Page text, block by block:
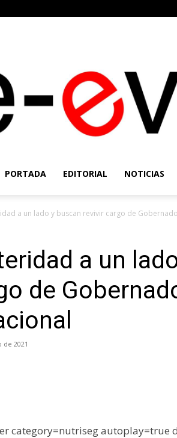
PORTADA EDITORIAL NOTICIAS
a un lado y buscan revivir cargo de
a un
de
2021
category=nutriseg autoplay=true